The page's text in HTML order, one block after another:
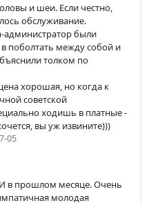
и шеи. Если честно,
обслуживание.
администратор были
поболтать между собой и
толком по
хорошая, но когда к
советской
ходишь в платные -
вы уж извините)))
05
в прошлом месяце. Очень
молодая